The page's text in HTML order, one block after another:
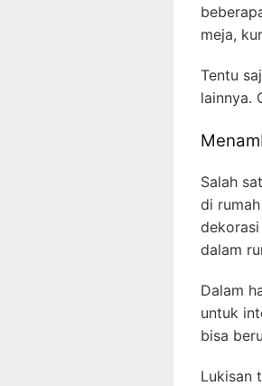
meja,
Tentu
lainnya.
Salah
di
dalam
Dalam
untuk
bisa
Lukisan